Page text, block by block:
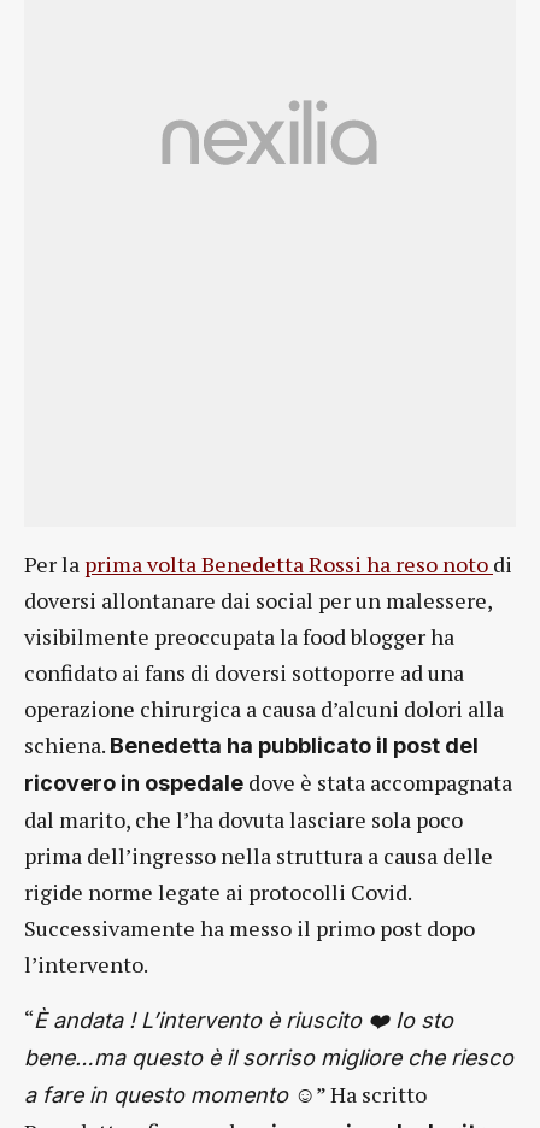
Per la prima volta Benedetta Rossi ha reso noto di
doversi allontanare dai social per un malessere,
visibilmente preoccupata la food blogger ha
confidato ai fans di doversi sottoporre ad una
operazione chirurgica a causa d’alcuni dolori alla
schiena. Benedetta ha pubblicato il post del
ricovero in ospedale dove è stata accompagnata
dal marito, che l’ha dovuta lasciare sola poco
prima dell’ingresso nella struttura a causa delle
rigide norme legate ai protocolli Covid.
Successivamente ha messo il primo post dopo
l’intervento.
“È andata ! L’intervento è riuscito ❤️ Io sto
bene…ma questo è il sorriso migliore che riesco
a fare in questo momento ☺️” Ha scritto